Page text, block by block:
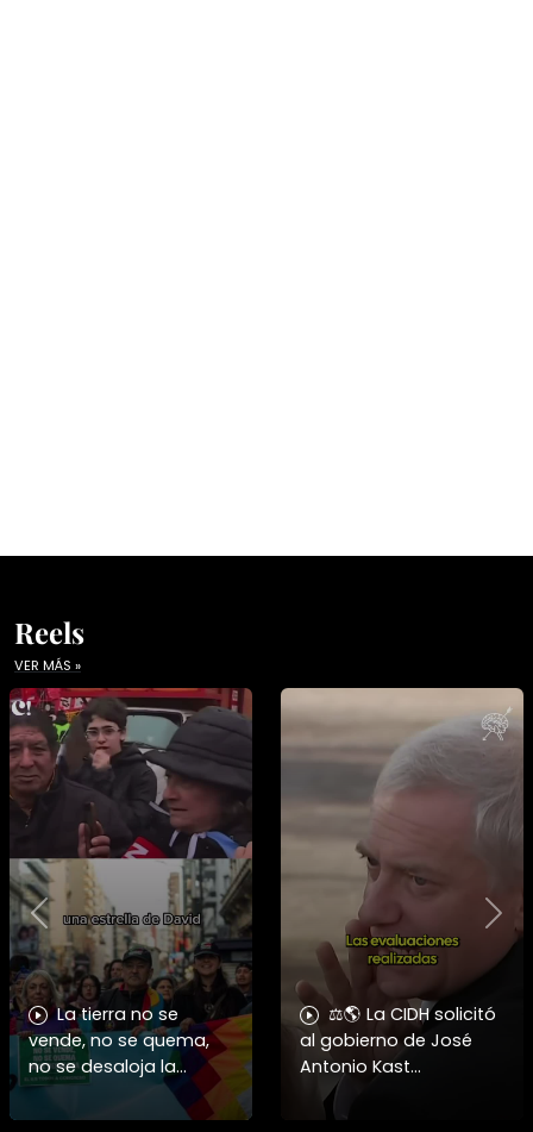
Reels
VER MÁS »
La tierra no se
vende, no se quema,
no se desaloja la
protesta en toda
#argentina contra la
⚖️🌎 La CIDH solicitó
al gobierno de José
Antonio Kast
información detallada
sobre cambios
Previous